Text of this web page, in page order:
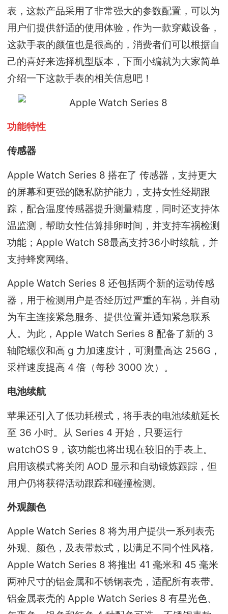
表，这款产品采用了非常强大的参数配置，可以为
用户们提供舒适的使用体验，作为一款穿戴设备，
这款手表的颜值也是很高的，消费者们可以根据自
己的喜好来选择机型版本，下面小编就为大家简单
介绍一下这款手表的相关信息吧！
功能特性
传感器
Apple Watch Series 8 搭在了 传感器，支持更大
的屏幕和更强的隐私防护能力，支持女性经期跟
踪，配合温度传感器提升测量精度，同时还支持体
温监测，帮助女性估算排卵时间，并支持车祸检测
功能；Apple Watch S8最高支持36小时续航，并
支持蜂窝网络。
Apple Watch Series 8 还包括两个新的运动传感
器，用于检测用户是否经历过严重的车祸，并自动
为车主连接紧急服务、提供位置并通知紧急联系
人。为此，Apple Watch Series 8 配备了新的 3
轴陀螺仪和高 g 力加速度计，可测量高达 256G，
采样速度提高 4 倍（每秒 3000 次）。
电池续航
苹果还引入了低功耗模式，将手表的电池续航延长
至 36 小时。从 Series 4 开始，只要运行
watchOS 9，该功能也将出现在较旧的手表上。
启用该模式将关闭 AOD 显示和自动锻炼跟踪，但
用户仍将获得活动跟踪和碰撞检测。
外观颜色
Apple Watch Series 8 将为用户提供一系列表壳
外观、颜色，及表带款式，以满足不同个性风格。
Apple Watch Series 8 将推出 41 毫米和 45 毫米
两种尺寸的铝金属和不锈钢表壳，适配所有表带。
铝金属表壳的 Apple Watch Series 8 有星光色、